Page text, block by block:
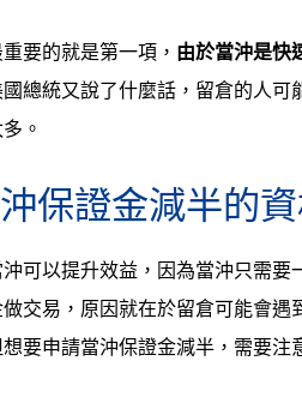
要的就是第一項， 由於當沖是快
總統又說了什麼話，留倉的人
。
保證金減半的
可以提升效益，因為當沖只需要
交易，原因就在於留倉可能會
要申請當沖保證金減半，需要注